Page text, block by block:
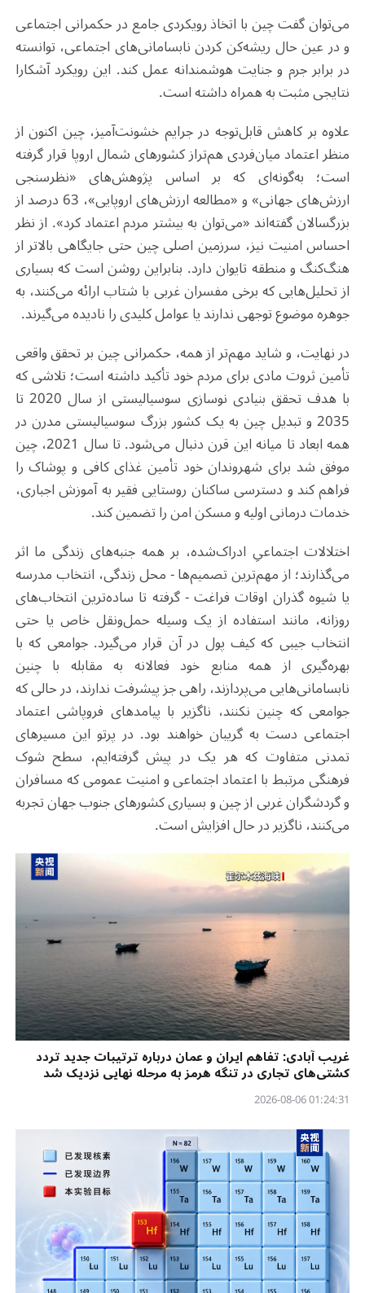
می‌توان گفت چین با اتخاذ رویکردی جامع در حکمرانی اجتماعی
و در عین حال ریشه‌کن کردن نابسامانی‌های اجتماعی، توانسته
در برابر جرم و جنایت هوشمندانه عمل کند. این رویکرد آشکارا
نتایجی مثبت به همراه داشته است.
علاوه بر کاهش قابل‌توجه در جرایم خشونت‌آمیز، چین اکنون از
منظر اعتماد میان‌فردی هم‌تراز کشورهای شمال اروپا قرار گرفته
است؛ به‌گونه‌ای که بر اساس پژوهش‌های «نظرسنجی
ارزش‌های جهانی» و «مطالعه ارزش‌های اروپایی»، 63 درصد از
بزرگسالان گفته‌اند «می‌توان به بیشتر مردم اعتماد کرد». از نظر
احساس امنیت نیز، سرزمین اصلی چین حتی جایگاهی بالاتر از
هنگ‌کنگ و منطقه تایوان دارد. بنابراین روشن است که بسیاری
از تحلیل‌هایی که برخی مفسران غربی با شتاب ارائه می‌کنند، به
جوهره موضوع توجهی ندارند یا عوامل کلیدی را نادیده می‌گیرند.
در نهایت، و شاید مهم‌تر از همه، حکمرانی چین بر تحقق واقعی
تأمین ثروت مادی برای مردم خود تأکید داشته است؛ تلاشی که
با هدف تحقق بنیادی نوسازی سوسیالیستی از سال 2020 تا
2035 و تبدیل چین به یک کشور بزرگ سوسیالیستی مدرن در
همه ابعاد تا میانه این قرن دنبال می‌شود. تا سال 2021، چین
موفق شد برای شهروندان خود تأمین غذای کافی و پوشاک را
فراهم کند و دسترسی ساکنان روستایی فقیر به آموزش اجباری،
خدمات درمانی اولیه و مسکن امن را تضمین کند.
اختلالات اجتماعیِ ادراک‌شده، بر همه جنبه‌های زندگی ما اثر
می‌گذارند؛ از مهم‌ترین تصمیم‌ها - محل زندگی، انتخاب مدرسه
یا شیوه گذران اوقات فراغت - گرفته تا ساده‌ترین انتخاب‌های
روزانه، مانند استفاده از یک وسیله حمل‌ونقل خاص یا حتی
انتخاب جیبی که کیف پول در آن قرار می‌گیرد. جوامعی که با
بهره‌گیری از همه منابع خود فعالانه به مقابله با چنین
نابسامانی‌هایی می‌پردازند، راهی جز پیشرفت ند‌ارند، در حالی که
جوامعی که چنین نکنند، ناگزیر با پیامدهای فروپاشی اعتماد
اجتماعی دست به گریبان خواهند بود. در پرتو این مسیرهای
تمدنی متفاوت که هر یک در پیش گرفته‌ایم، سطح شوک
فرهنگی مرتبط با اعتماد اجتماعی و امنیت عمومی که مسافران
و گردشگران غربی از چین و بسیاری کشورهای جنوب جهان تجربه
می‌کنند، ناگزیر در حال افزایش است.
غریب آبادی: تفاهم ایران و عمان درباره ترتیبات جدید تردد
کشتی‌های تجاری در تنگه هرمز به مرحله نهایی نزدیک شد
01:24:31 2026-08-06